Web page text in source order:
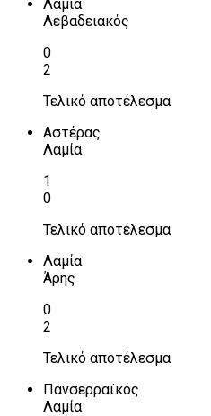
Λαμία
Λεβαδειακός
0
2
Τελικό αποτέλεσμα
Αστέρας
Λαμία
1
0
Τελικό αποτέλεσμα
Λαμία
Άρης
0
2
Τελικό αποτέλεσμα
Πανσερραϊκός
Λαμία